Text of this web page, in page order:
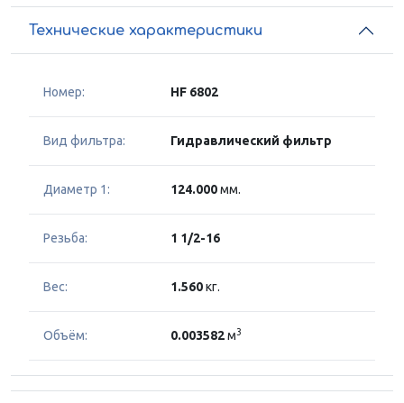
Технические характеристики
Номер: HF 6802
Вид фильтра: Гидравлический фильтр
Диаметр 1: 124.000мм.
Резьба: 1 1/2-16
Вес: 1.560кг.
Объём: 0.003582м3